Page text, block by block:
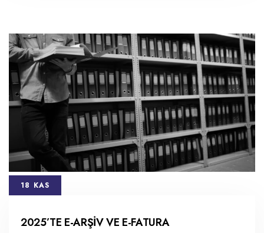
2025’TE E-ARŞIV VE E-FATURA
18 KAS